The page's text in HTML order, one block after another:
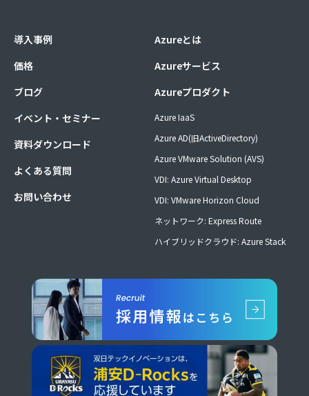
導入事例
価格
ブログ
イベント・セミナー
資料ダウンロード
よくある質問
お問い合わせ
Azureとは
Azureサービス
Azureプロダクト
Azure IaaS
Azure AD(旧ActiveDirectory)
Azure VMware Solution (AVS)
VDI: Azure Virtual Desktop
VDI: VMware Horizon Cloud
ネットワーク: Express Route
ハイブリッドクラウド: Azure Stack